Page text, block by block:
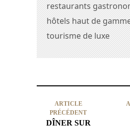
restaurants
hôtels haut de
tourisme de luxe
ARTICLE
PRÉCÉDENT
DÎNER SUR